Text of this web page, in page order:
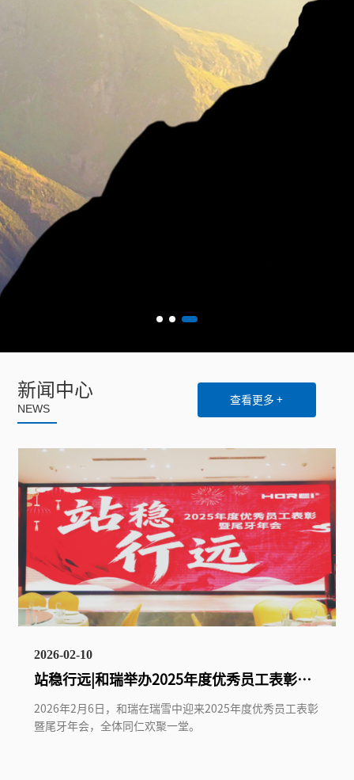
新闻中心
NEWS
查看更多 +
2026-02-10
站稳行远|和瑞举办2025年度优秀员工表彰暨
尾牙年会
2026年2月6日，和瑞在瑞雪中迎来2025年度优秀员工表彰
暨尾牙年会，全体同仁欢聚一堂。